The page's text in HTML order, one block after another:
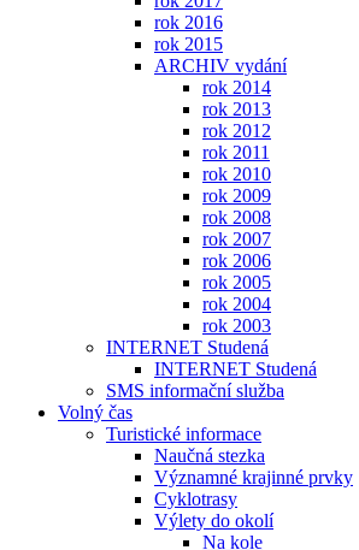
rok 2016
rok 2015
ARCHIV vydání
rok 2014
rok 2013
rok 2012
rok 2011
rok 2010
rok 2009
rok 2008
rok 2007
rok 2006
rok 2005
rok 2004
rok 2003
INTERNET Studená
INTERNET Studená
SMS informační služba
Volný čas
Turistické informace
Naučná stezka
Významné krajinné prvky
Cyklotrasy
Výlety do okolí
Na kole